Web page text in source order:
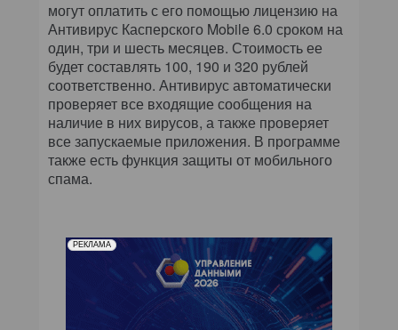
ИТ В ЗДРАВООХРАНЕНИИ
ПАРТНЕРСКИЕ ПРОЕКТЫ
ИТ-КАЛЕНДАРЬ
АРХИВ ЖУРНАЛОВ
ПОДПИСКА
могут оплатить с его помощью лицензию на
Антивирус Касперского Mobile 6.0 сроком на
один, три и шесть месяцев. Стоимость ее
будет составлять 100, 190 и 320 рублей
соответственно. Антивирус автоматически
проверяет все входящие сообщения на
наличие в них вирусов, а также проверяет
все запускаемые приложения. В программе
также есть функция защиты от мобильного
спама.
РЕКЛАМА